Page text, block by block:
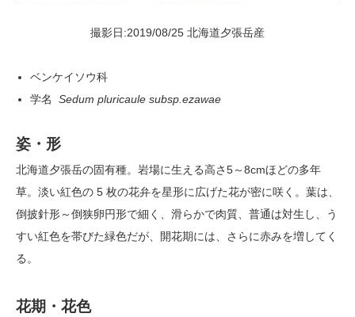
撮影日:2019/08/25 北海道夕張岳産
ベンケイソウ科
学名Sedum pluricaule subsp.ezawae
姿・形
北海道夕張岳の固有種。岩場に生える高さ5～8cmほどの多年
草。淡い紅色の 5 枚の花弁を星形に広げた花が密に咲く。葉は、
倒披針形～倒狭卵円形で細く、滑らかで肉質、普通は対生し、う
すい紅色を帯びた緑色だが、開花期には、さらに赤みを増してく
る。
花期・花色